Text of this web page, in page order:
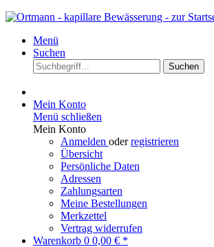
Menü
Suchen
Suchen
Mein Konto
Menü schließen
Mein Konto
Anmelden oderregistrieren
Übersicht
Persönliche Daten
Adressen
Zahlungsarten
Meine Bestellungen
Merkzettel
Vertrag widerrufen
Warenkorb 0 0,00 € *